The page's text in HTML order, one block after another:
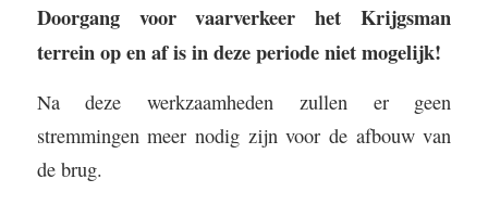
Doorgang voor vaarverkeer het Krijgsman
terrein op en af is in deze periode niet mogelijk!
Na deze werkzaamheden zullen er geen
stremmingen meer nodig zijn voor de afbouw van
de brug.